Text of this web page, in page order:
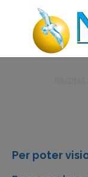
Per poter